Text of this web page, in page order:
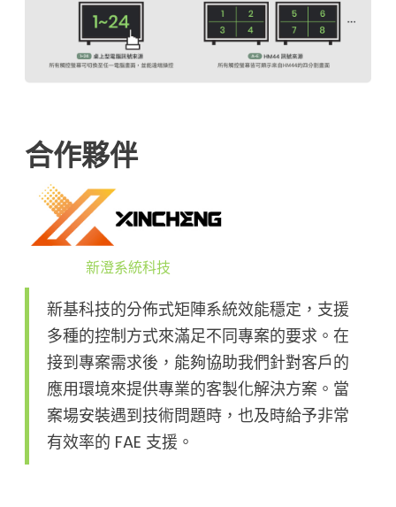
合作夥伴
新澄系統科技
新基科技的分佈式矩陣系統效能穩定，支援
多種的控制方式來滿足不同專案的要求。在
接到專案需求後，能夠協助我們針對客戶的
應用環境來提供專業的客製化解決方案。當
案場安裝遇到技術問題時，也及時給予非常
有效率的 FAE 支援。